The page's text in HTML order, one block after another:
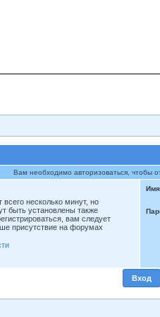
Вам необходимо авторизоваться, чтобы
несколько минут, но
быть установлены также
вам следует
присутствие на форумах
Имя